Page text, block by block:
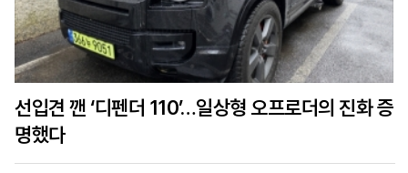
선입견 깬 ‘디펜더 110’…일상형 오프로더의 진화 증
명했다